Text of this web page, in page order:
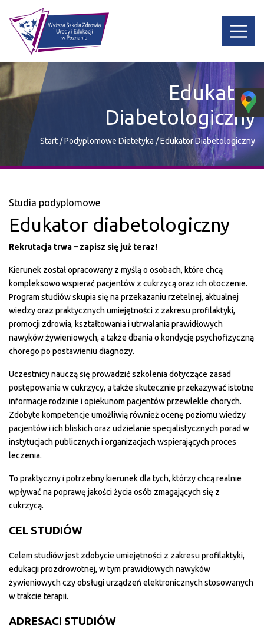
Edukator
Diabetologiczny
Start/Podyplomowe Dietetyka /Edukator Diabetologiczny
Studia podyplomowe
Edukator diabetologiczny
Rekrutacja trwa – zapisz się już teraz!
Kierunek został opracowany z myślą o osobach, które chcą
kompleksowo wspierać pacjentów z cukrzycą oraz ich otoczenie.
Program studiów skupia się na przekazaniu rzetelnej, aktualnej
wiedzy oraz praktycznych umiejętności z zakresu profilaktyki,
promocji zdrowia, kształtowania i utrwalania prawidłowych
nawyków żywieniowych, a także dbania o kondycję psychofizyczną
chorego po postawieniu diagnozy.
Uczestnicy nauczą się prowadzić szkolenia dotyczące zasad
postępowania w cukrzycy, a także skutecznie przekazywać istotne
informacje rodzinie i opiekunom pacjentów przewlekle chorych.
Zdobyte kompetencje umożliwią również ocenę poziomu wiedzy
pacjentów i ich bliskich oraz udzielanie specjalistycznych porad w
instytucjach publicznych i organizacjach wspierających proces
leczenia.
To praktyczny i potrzebny kierunek dla tych, którzy chcą realnie
wpływać na poprawę jakości życia osób zmagających się z
cukrzycą.
CEL STUDIÓW
Celem studiów jest zdobycie umiejętności z zakresu profilaktyki,
edukacji prozdrowotnej, w tym prawidłowych nawyków
żywieniowych czy obsługi urządzeń elektronicznych stosowanych
w trakcie terapii.
ADRESACI STUDIÓW